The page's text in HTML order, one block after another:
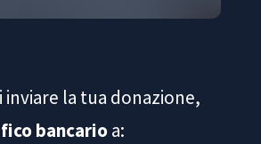
la tua donazione,
bancarioa: